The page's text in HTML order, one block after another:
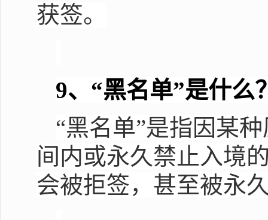
获签。
9、“黑名单”是什么
“黑名单”是指因某
间内或永久禁止入境
会被拒签，甚至被永